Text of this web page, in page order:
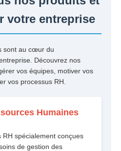
votre entreprise
sont au cœur du
Découvrez nos
vos équipes, motiver vos
vos processus RH.
Humaines
RH spécialement conçues
de gestion des